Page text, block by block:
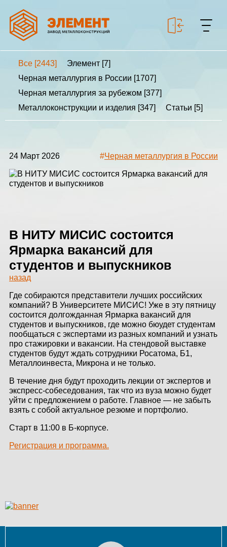
МЕТАЛЛОКОНСТРУКЦИИ
КАЛЬКУЛЯТОР
МЕТАЛЛОКОНСТРУКЦИЙ
ЗДАНИЙ
ПРОЕКТИРОВАНИЕ
СКЛАДЫ
О ЗАВОДЕ
ПРОЕКТЫ
КАЧЕСТВО
НОВОСТИ
Все [2443]
Элемент [7]
Черная металлургия в России [1707]
Черная металлургия за рубежом [377]
Металлоконструкции и изделия [347]
Статьи [5]
24 Март 2026 #Черная металлургия в России
В НИТУ МИСИС состоится
Ярмарка вакансий для
студентов и выпускников
назад
Где собираются представители лучших российских
компаний? В Университете МИСИС! Уже в эту пятницу
состоится долгожданная Ярмарка вакансий для
студентов и выпускников, где можно бюудет студентам
пообщаться с экспертами из разных компаний и узнать
про стажировки и вакансии. На стендовой выставке
студентов будут ждать сотрудники Росатома, Б1,
Металлоинвеста, Микрона и не только.
В течение дня будут проходить лекции от экспертов и
экспресс-собеседования, так что из вуза можно будет
уйти с предложением о работе. Главное — не забыть
взять с собой актуальное резюме и портфолио.
Старт в 11:00 в Б-корпусе.
Регистрация и программа.